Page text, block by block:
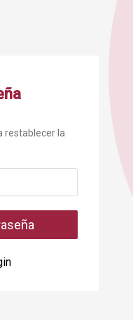
restablecer la